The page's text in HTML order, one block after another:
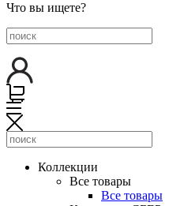
Что вы ищете?
Коллекции
Все товары
Все товары